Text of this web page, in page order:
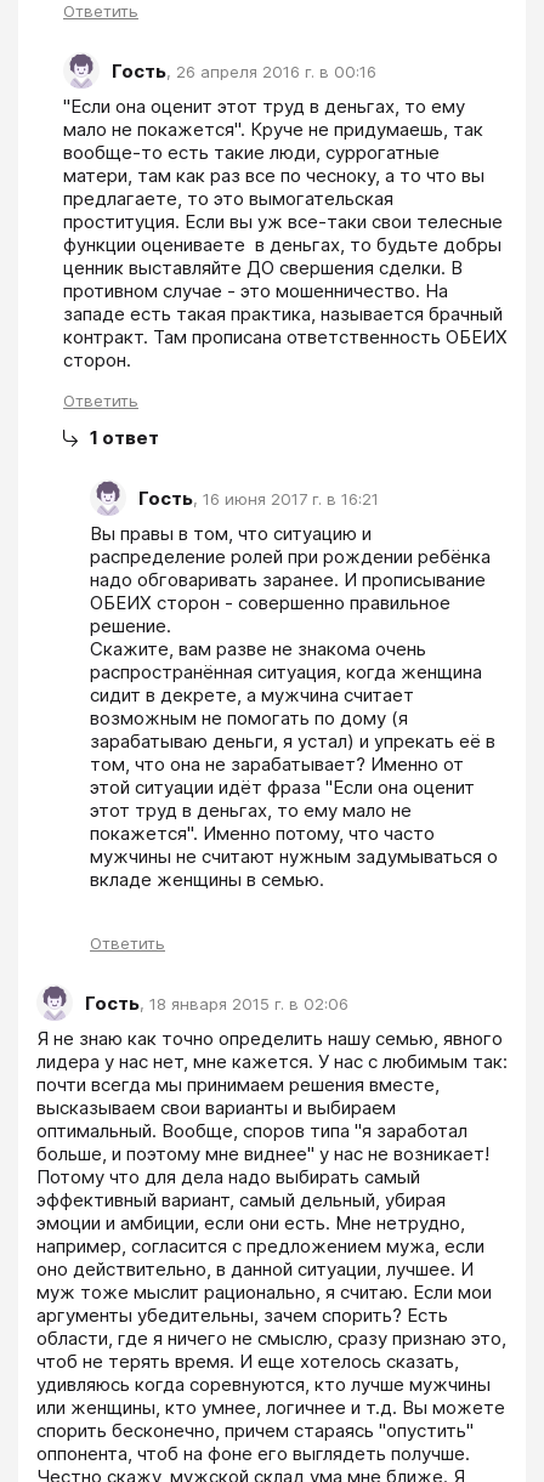
Ответить
Гость, 26 апреля 2016 г. в 00:16
"Если она оценит этот труд в деньгах, то ему
мало не покажется". Круче не придумаешь, так
вообще-то есть такие люди, суррогатные
матери, там как раз все по чесноку, а то что вы
предлагаете, то это вымогательская
проституция. Если вы уж все-таки свои телесные
функции оцениваете  в деньгах, то будьте добры
ценник выставляйте ДО свершения сделки. В
противном случае - это мошенничество. На
западе есть такая практика, называется брачный
контракт. Там прописана ответственность ОБЕИХ
сторон.
Ответить
1 ответ
Гость, 16 июня 2017 г. в 16:21
Вы правы в том, что ситуацию и
распределение ролей при рождении ребёнка
надо обговаривать заранее. И прописывание
ОБЕИХ сторон - совершенно правильное
решение.
Скажите, вам разве не знакома очень
распространённая ситуация, когда женщина
сидит в декрете, а мужчина считает
возможным не помогать по дому (я
зарабатываю деньги, я устал) и упрекать её в
том, что она не зарабатывает? Именно от
этой ситуации идёт фраза "Если она оценит
этот труд в деньгах, то ему мало не
покажется". Именно потому, что часто
мужчины не считают нужным задумываться о
вкладе женщины в семью.
Ответить
Гость, 18 января 2015 г. в 02:06
Я не знаю как точно определить нашу семью, явного
лидера у нас нет, мне кажется. У нас с любимым так:
почти всегда мы принимаем решения вместе,
высказываем свои варианты и выбираем
оптимальный. Вообще, споров типа "я заработал
больше, и поэтому мне виднее" у нас не возникает!
Потому что для дела надо выбирать самый
эффективный вариант, самый дельный, убирая
эмоции и амбиции, если они есть. Мне нетрудно,
например, согласится с предложением мужа, если
оно действительно, в данной ситуации, лучшее. И
муж тоже мыслит рационально, я считаю. Если мои
аргументы убедительны, зачем спорить? Есть
области, где я ничего не смыслю, сразу признаю это,
чтоб не терять время. И еще хотелось сказать,
удивляюсь когда соревнуются, кто лучше мужчины
или женщины, кто умнее, логичнее и т.д. Вы можете
спорить бесконечно, причем стараясь "опустить"
оппонента, чтоб на фоне его выглядеть получше.
Честно скажу, мужской склад ума мне ближе. Я